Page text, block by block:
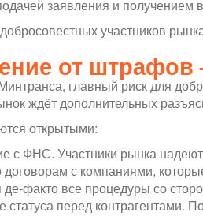
заявления и получением
участников
от штрафов
главный риск для
ждёт дополнительных
открытыми:
с ФНС. Участники рынка
с компаниями,
де-факто все процедуры со
статуса перед контрагентами.